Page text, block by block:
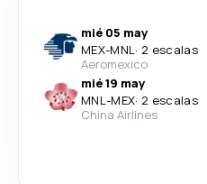
mié 05 may
MEX-MNL· 2 escalas
Aeromexico
mié 19 may
MNL-MEX· 2 escalas
China Airlines